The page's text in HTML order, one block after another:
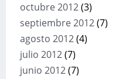
octubre 2012(3)
septiembre 2012(7)
agosto 2012(4)
julio 2012(7)
junio 2012(7)